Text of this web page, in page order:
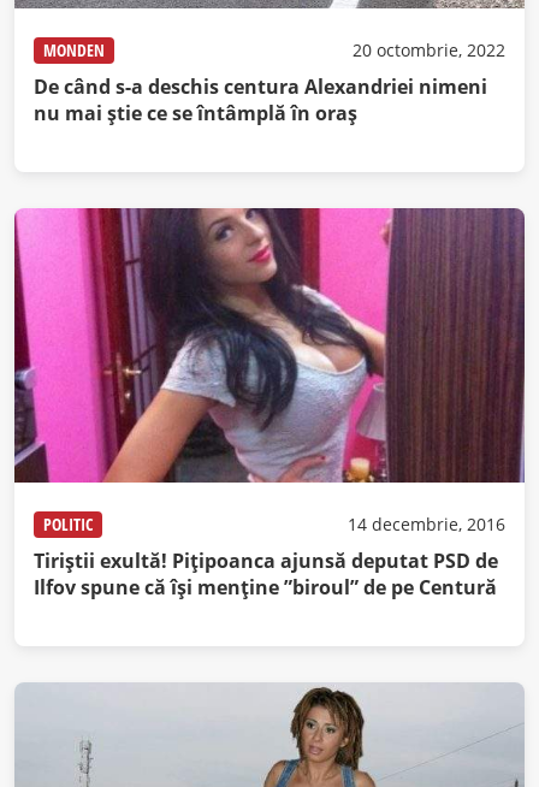
MONDEN 20 octombrie, 2022
De când s-a deschis centura Alexandriei nimeni
nu mai știe ce se întâmplă în oraș
POLITIC 14 decembrie, 2016
Tiriștii exultă! Pițipoanca ajunsă deputat PSD de
Ilfov spune că își menține ”biroul” de pe Centură